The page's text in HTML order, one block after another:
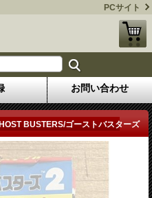
PCサイト
お問い合わせ
BUSTERS/ゴーストバスターズ